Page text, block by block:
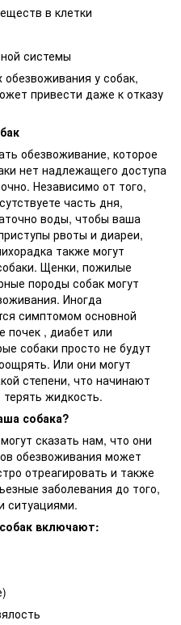
в клетки
системы
у собак,
привести даже к отказу
обезвоживание, которое
нет надлежащего доступа
Независимо от того,
часть дня,
воды, чтобы ваша
рвоты и диареи,
также могут
Щенки, пожилые
породы собак могут
Иногда
симптомом основной
почек , диабет или
собаки просто не будут
Или они могут
степени, что начинают
жидкость.
собака?
сказать нам, что они
обезвоживания может
отреагировать и также
заболевания до того,
ситуациями.
включают: